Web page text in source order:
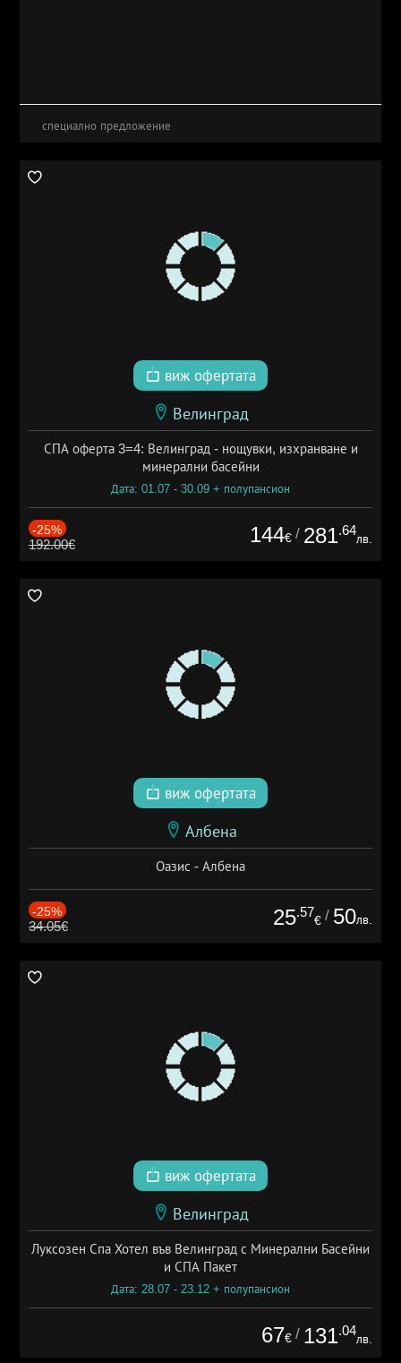
специално предложение
виж офертата
Велинград
СПА оферта 3=4: Велинград - нощувки, изхранване и
минерални басейни
Дата: 01.07 - 30.09 + полупансион
-25%
192.00€ 144€ / 281.64
лв.
виж офертата
Албена
Оазис - Албена
-25%
34.05€ 25.57
€ / 50лв.
виж офертата
Велинград
Луксозен Спа Хотел във Велинград с Минерални Басейни
и СПА Пакет
Дата: 28.07 - 23.12 + полупансион
67€ / 131.04
лв.